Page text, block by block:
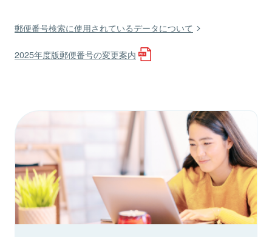
郵便番号検索に使用されているデータについて
2025年度版郵便番号の変更案内